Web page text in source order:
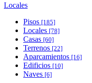
Locales
Pisos [185]
Locales [78]
Casas [60]
Terrenos [22]
Aparcamientos [16]
Edificios [10]
Naves [6]